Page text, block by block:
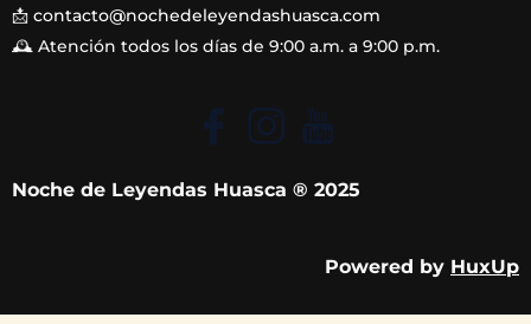
📩 contacto@nochedeleyendashuasca.com
🕰 Atención todos los días de 9:00 a.m. a 9:00 p.m.
Noche de Leyendas Huasca ® 2025
Powered by HuxUp